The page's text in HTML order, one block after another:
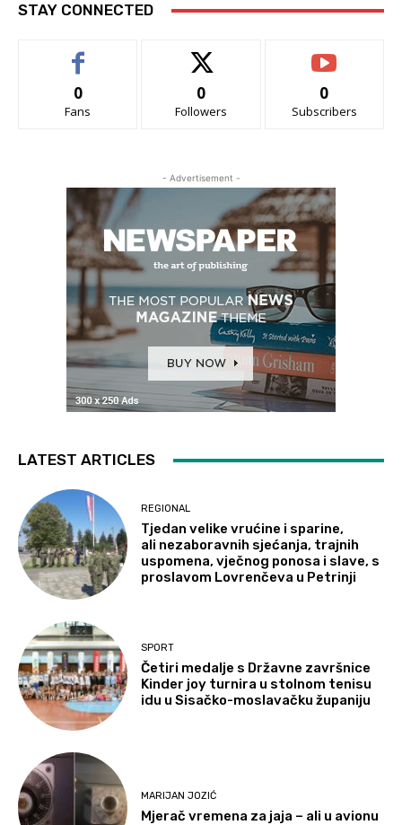
STAY CONNECTED
0
Fans
0
Followers
0
Subscribers
- Advertisement -
LATEST ARTICLES
REGIONAL
Tjedan velike vrućine i sparine,
ali nezaboravnih sjećanja, trajnih
uspomena, vječnog ponosa i slave, s
proslavom Lovrenčeva u Petrinji
SPORT
Četiri medalje s Državne završnice
Kinder joy turnira u stolnom tenisu
idu u Sisačko-moslavačku županiju
MARIJAN JOZIĆ
Mjerač vremena za jaja – ali u avionu